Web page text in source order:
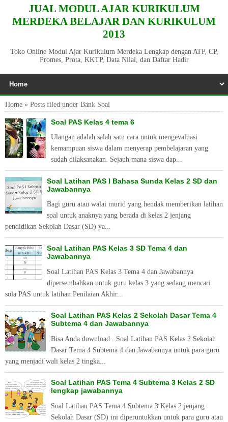
JUAL MODUL AJAR KURIKULUM
MERDEKA BELAJAR DAN KURIKULUM
2013
Toko Online Modul Ajar Kurikulum Merdeka Lengkap dengan ATP, CP,
Promes, Prota, KKTP, Data Nilai, dan Daftar Hadir
Home » Posts filed under Bank Soal
Soal PAS Kelas 4 tema 6
Ulangan adalah salah satu cara untuk mengevaluasi
kemampuan siswa dalam menyerap pembelajaran yang
sudah dilaksanakan. Sejauh mana siswa dap...
Soal Latihan PAS I Bahasa Sunda Kelas 2 SD dan
Jawabannya
Bagi guru atau walai murid yang hendak memberikan latihan
soal untuk anaknya yang berada di kelas 2 jenjang
pendidikan Sekolah Dasar (SD) ya...
Soal Latihan PAS Kelas 3 SD Tema 4 dan
Jawabannya
Soal Latihan PAS Kelas 3 Tema 4 dan Jawabannya
dipersembahkan untuk guru kelas 3 yang sedang mencari
sola PAS untuk latihan Penilaian Akhir...
Soal Latihan PAS Kelas 2 Sekolah Dasar Tema 4
Subtema 4 dan Jawabannya
Bisa Anda download . Soal Latihan PAS Kelas 2 Sekolah
Dasar Tema 4 Subtema 4 dan Jawabannya untuk para guru
yang menjadi wali kelas 2 tingka...
Soal Latihan PAS Tema 4 Subtema 3 Kelas 2 SD
lengkap jawabannya
Soal Latihan PAS Tema 4 Subtema 3 Kelas 2 jenjang
Sekolah Dasar (SD) ini diperuntukkan untuk para guru atau